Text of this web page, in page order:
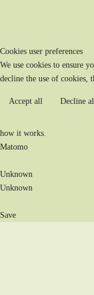
Cookies user preferences
We use cookies to ensure
decline the use of cookies,
Accept all Decline
how it works.
Matomo
Unknown
Unknown
Save